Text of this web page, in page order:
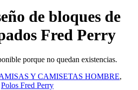
de bloques de
Fred Perry
porque no quedan existencias.
Y CAMISETAS HOMBRE,
Polos Fred Perry